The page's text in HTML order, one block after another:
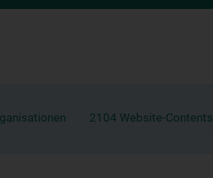
2104 Website-Contents